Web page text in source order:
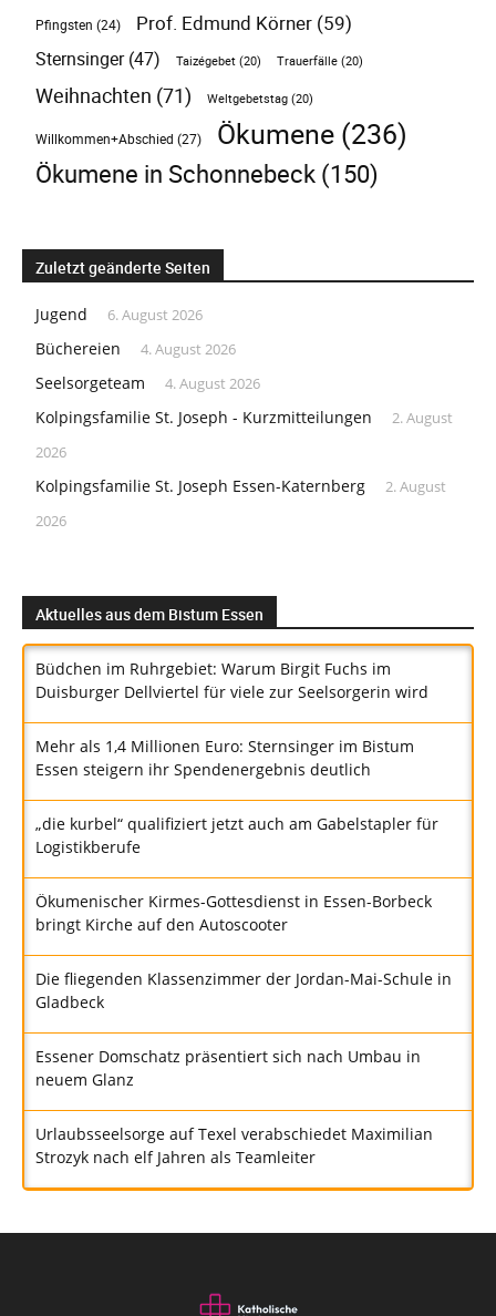
Pfingsten (24) Prof. Edmund Körner (59)
Sternsinger(47) Taizégebet (20) Trauerfälle (20)
Weihnachten (71) Weltgebetstag (20)
Willkommen+Abschied (27) Ökumene (236)
Ökumene in Schonnebeck (150)
Zuletzt geänderte Seiten
Jugend 6. August 2026
Büchereien 4. August 2026
Seelsorgeteam 4. August 2026
Kolpingsfamilie St. Joseph - Kurzmitteilungen
2. August
2026
Kolpingsfamilie St. Joseph Essen-Katernberg
2. August
2026
Aktuelles aus dem Bistum Essen
Büdchen im Ruhrgebiet: Warum Birgit Fuchs im
Duisburger Dellviertel für viele zur Seelsorgerin wird
Mehr als 1,4 Millionen Euro: Sternsinger im Bistum
Essen steigern ihr Spendenergebnis deutlich
„die kurbel“ qualifiziert jetzt auch am Gabelstapler für
Logistikberufe
Ökumenischer Kirmes-Gottesdienst in Essen-Borbeck
bringt Kirche auf den Autoscooter
Die fliegenden Klassenzimmer der Jordan-Mai-Schule in
Gladbeck
Essener Domschatz präsentiert sich nach Umbau in
neuem Glanz
Urlaubsseelsorge auf Texel verabschiedet Maximilian
Strozyk nach elf Jahren als Teamleiter